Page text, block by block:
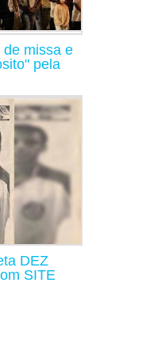
missa e
pela
DEZ
SITE